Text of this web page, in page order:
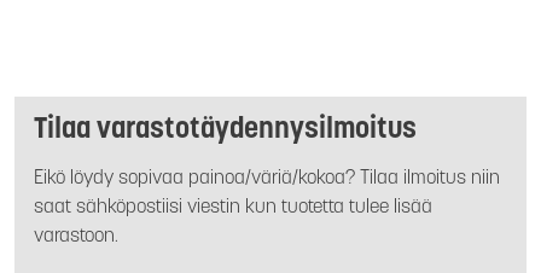
Tilaa varastotäydennysilmoitus
Eikö löydy sopivaa painoa/väriä/kokoa? Tilaa ilmoitus niin
saat sähköpostiisi viestin kun tuotetta tulee lisää
varastoon.